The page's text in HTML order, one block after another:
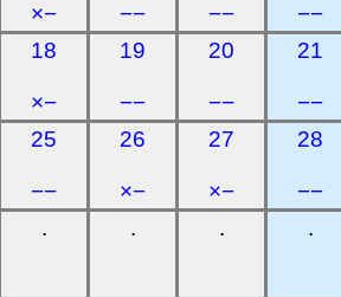
×− −− −−
−−
18
×−
19
−−
20
−−
21
−−
25
−−
26
×−
27
×−
28
−−
. . . .